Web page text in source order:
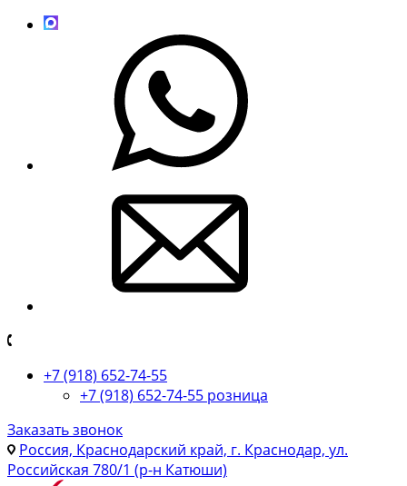
+7 (918) 652-74-55
+7 (918) 652-74-55 розница
Заказать звонок
Россия, Краснодарский край, г. Краснодар, ул.
Российская 780/1 (р-н Катюши)